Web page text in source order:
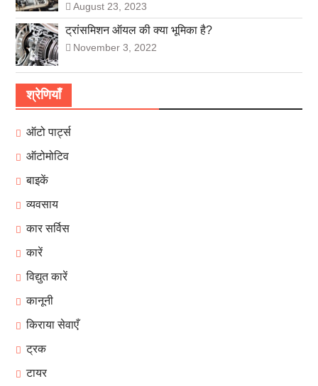
August 23, 2023
ट्रांसमिशन ऑयल की क्या भूमिका है?
November 3, 2022
श्रेणियाँ
ऑटो पार्ट्स
ऑटोमोटिव
बाइकें
व्यवसाय
कार सर्विस
कारें
विद्युत कारें
कानूनी
किराया सेवाएँ
ट्रक
टायर